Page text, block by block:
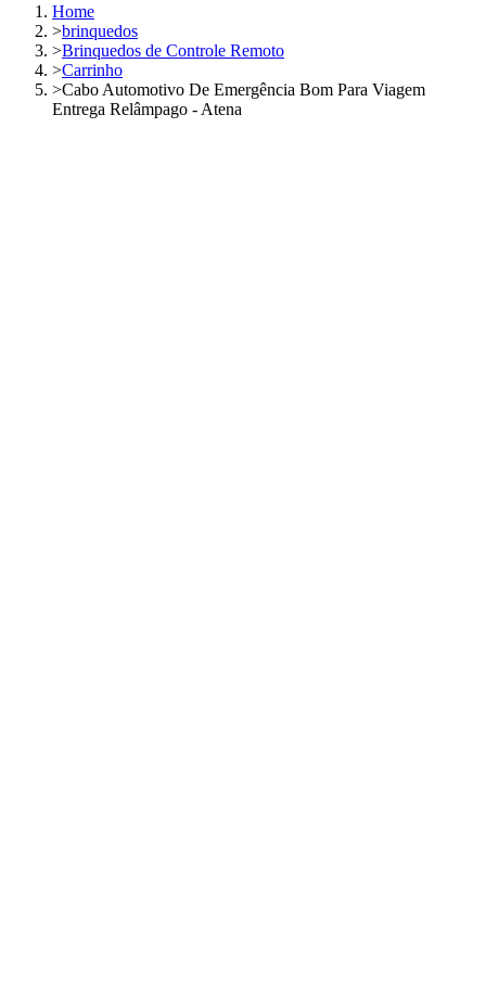
Home
>brinquedos
>Brinquedos de Controle Remoto
>Carrinho
>Cabo Automotivo De Emergência Bom Para Viagem
Entrega Relâmpago - Atena